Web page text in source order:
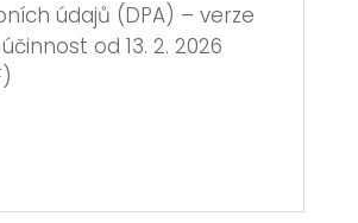
údajů (DPA) – verze
účinnost od 13. 2. 2026